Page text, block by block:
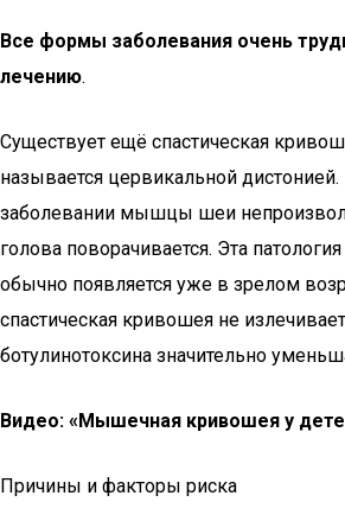
Все формы заболевания очень
лечению.
Существует ещё спастическая
называется цервикальной
заболевании мышцы шеи
голова поворачивается. Эта
обычно появляется уже в зрелом
спастическая кривошея не
ботулинотоксина значительно
Видео: «Мышечная кривошея у
Причины и факторы риска